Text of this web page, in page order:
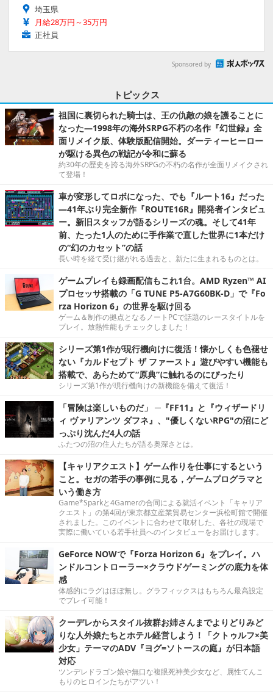
埼玉県
月給28万円～35万円
正社員
Sponsored by
トピックス
祖国に裏切られた騎士は、王の仇敵の娘を護ることに
なった―1998年の海外SRPG不朽の名作『幻世録』全
面リメイク版、体験版配信開始。ダーティーヒーロー
が駆ける異色の戦記が令和に蘇る
約30年の歴史を誇る海外SRPGの不朽の名作が全面リメイクされ
て登場！
車が変形してロボになった、でも『ルート16』だった
―41年ぶり完全新作『ROUTE16R』開発者インタビュ
ー。新旧スタッフが語るシリーズの魂。そして41年
前、たった1人のために手作業で直した世界に1本だけ
の“幻のカセット”の話
長い時を経て受け継がれる過去と、新たに生まれるものとは。
ゲームプレイも録画配信もこれ1台。AMD Ryzen™ AI
プロセッサ搭載の「G TUNE P5-A7G60BK-D」で『Fo
rza Horizon 6』の世界を駆け回る
ゲーム＆制作の拠点となるノートPCで話題のレースタイトルを
プレイ。放熱性能もチェックしました！
シリーズ第1作が現行機向けに復活！懐かしくも色褪せ
ない『カルドセプト ザ ファースト』遊びやすい機能も
搭載で、あらためて“原典”に触れるのにぴったり
シリーズ第1作が現行機向けの新機能を備えて復活！
「冒険は楽しいものだ」 ─『FF11』と『ウィザードリ
ィ ヴァリアンツ ダフネ』、"優しくないRPG"の沼にど
っぷり沈んだ4人の話
ふたつの沼の住人たちが語る奥深さとは。
【キャリアクエスト】ゲーム作りを仕事にするという
こと。セガの若手の事例に見る，ゲームプログラマと
いう働き方
Game*Sparkと4Gamerの合同による就活イベント「キャリア
クエスト」の第4回が東京都立産業貿易センター浜松町館で開催
されました。このイベントに合わせて取材した、各社の現場で
実際に働いている若手社員へのインタビューをお届けします。
GeForce NOWで『Forza Horizon 6』をプレイ。ハ
ンドルコントローラー×クラウドゲーミングの底力を体
感
体感的にラグはほぼ無し。グラフィックスはもちろん最高設定
でプレイ可能！
クーデレからスタイル抜群お姉さんまでよりどりみど
りな人外娘たちとホテル経営しよう！「クトゥルフ×美
少女」テーマのADV『ヨグ=ソトースの庭』が日本語
対応
ツンデレドラゴン娘や無口な複眼死神美少女など、属性てんこ
もりのヒロインたちがアツい！